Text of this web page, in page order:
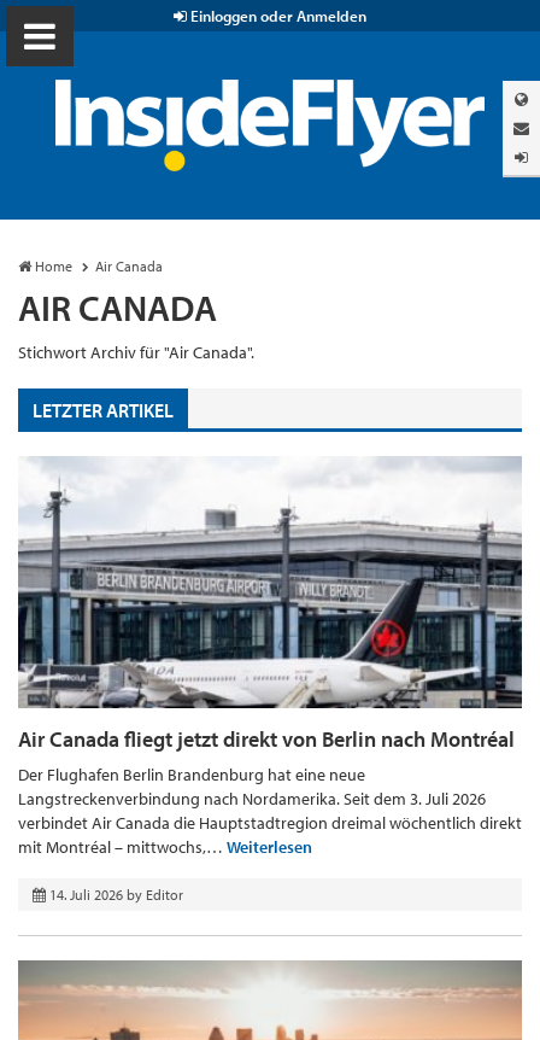
Einloggen oder Anmelden
Home Air Canada
AIR CANADA
Stichwort Archiv für "Air Canada".
LETZTER ARTIKEL
Air Canada fliegt jetzt direkt von Berlin nach Montréal
Der Flughafen Berlin Brandenburg hat eine neue
Langstreckenverbindung nach Nordamerika. Seit dem 3. Juli 2026
verbindet Air Canada die Hauptstadtregion dreimal wöchentlich direkt
mit Montréal – mittwochs,… Weiterlesen
14. Juli 2026 by Editor